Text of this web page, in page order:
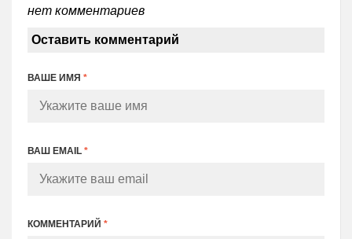
нет комментариев
Оставить комментарий
ВАШЕ ИМЯ *
ВАШ EMAIL *
КОММЕНТАРИЙ *